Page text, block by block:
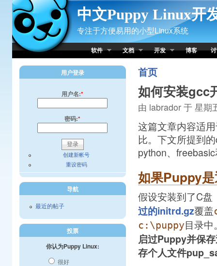
Skip to Content
中文Puppy Linux开
专注于方便易用的小型Linux系统
软件 文档 开发 博客
首页
如何安装gcc
由 labrador 于 星期
这篇文章内容适
比。下文所提到
python、
如果Puppy
假设安装到了C盘
过的initrd.gz覆盖
c:\puppy目录
启过Puppy并保
存个人文件
用户登录
用户名:*
密码:*
创建新帐号
重设密码
导航
最近的帖子
投票
你认为Puppy Linux:
很好